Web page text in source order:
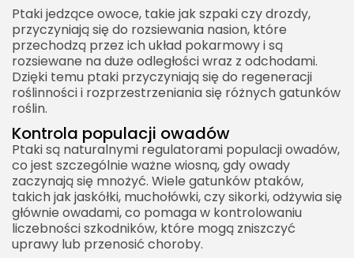
Ptaki jedzące owoce, takie jak szpaki czy drozdy,
przyczyniają się do rozsiewania nasion, które
przechodzą przez ich układ pokarmowy i są
rozsiewane na duże odległości wraz z odchodami.
Dzięki temu ptaki przyczyniają się do regeneracji
roślinności i rozprzestrzeniania się różnych gatunków
roślin.
Kontrola populacji owadów
Ptaki są naturalnymi regulatorami populacji owadów,
co jest szczególnie ważne wiosną, gdy owady
zaczynają się mnożyć. Wiele gatunków ptaków,
takich jak jaskółki, muchołówki, czy sikorki, odżywia się
głównie owadami, co pomaga w kontrolowaniu
liczebności szkodników, które mogą zniszczyć
uprawy lub przenosić choroby.